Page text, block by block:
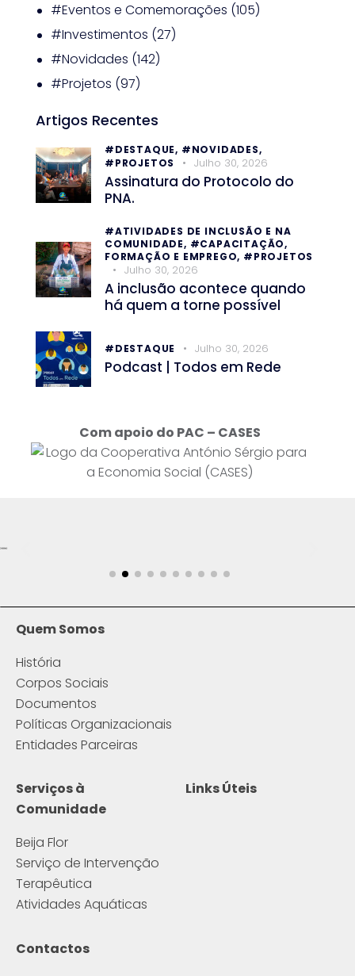
#Eventos e Comemorações (105)
#Investimentos (27)
#Novidades (142)
#Projetos (97)
Artigos Recentes
#DESTAQUE, #NOVIDADES,
#PROJETOS
Julho 30, 2026
Assinatura do Protocolo do
PNA.
#ATIVIDADES DE INCLUSÃO E NA
COMUNIDADE, #CAPACITAÇÃO,
FORMAÇÃO E EMPREGO, #PROJETOS
Julho 30, 2026
A inclusão acontece quando
há quem a torne possível
#DESTAQUE Julho 30, 2026
Podcast | Todos em Rede
Com apoio do PAC – CASES
Quem Somos
História
Corpos Sociais
Documentos
Políticas Organizacionais
Entidades Parceiras
Serviços à
Comunidade
Beija Flor
Serviço de Intervenção
Terapêutica
Atividades Aquáticas
Links Úteis
Contactos